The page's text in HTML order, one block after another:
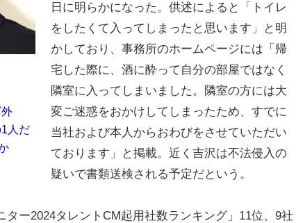
外
人だ
日に明らかになった。供述によると「トイレ
をしたくて入ってしまったと思います」と明
かしており、事務所のホームページには「帰
宅した際に、酒に酔って自分の部屋ではなく
隣室に入ってしまいました。隣室の方には大
変ご迷惑をおかけしてしまったため、すでに
当社および本人からおわびをさせていただい
ております」と掲載。近く吉沢は不法侵入の
疑いで書類送検される予定だという。
ー2024タレントCM起用社数ランキング」11位、9社